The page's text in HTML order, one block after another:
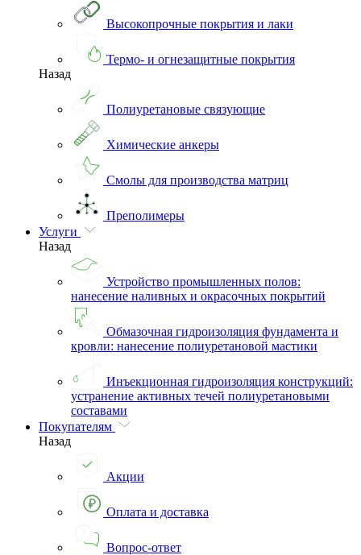
Высокопрочные покрытия и лаки
Термо- и огнезащитные покрытия
Назад
Полиуретановые связующие
Химические анкеры
Смолы для производства матриц
Преполимеры
Услуги
Назад
Устройство промышленных полов:
нанесение наливных и окрасочных покрытий
Обмазочная гидроизоляция фундамента и
кровли: нанесение полиуретановой мастики
Инъекционная гидроизоляция конструкций:
устранение активных течей полиуретановыми
составами
Покупателям
Назад
Акции
Оплата и доставка
Вопрос-ответ